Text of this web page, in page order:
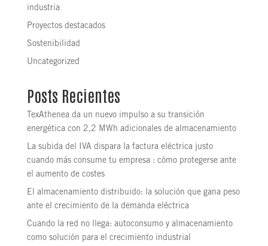
industria
Proyectos destacados
Sostenibilidad
Uncategorized
Posts Recientes
TexAthenea da un nuevo impulso a su transición
energética con 2,2 MWh adicionales de almacenamiento
La subida del IVA dispara la factura eléctrica justo
cuando más consume tu empresa : cómo protegerse ante
el aumento de costes
El almacenamiento distribuido: la solución que gana peso
ante el crecimiento de la demanda eléctrica
Cuando la red no llega: autoconsumo y almacenamiento
como solución para el crecimiento industrial